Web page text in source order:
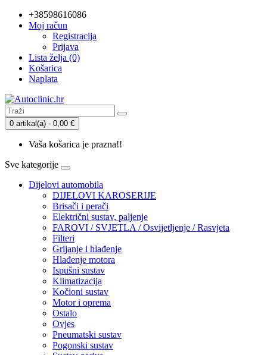
+38598616086
Moj račun
Registracija
Prijava
Lista želja (0)
Košarica
Naplata
0 artikal(a) - 0,00 €
Vaša košarica je prazna!!
Sve kategorije
Dijelovi automobila
DIJELOVI KAROSERIJE
Brisači i perači
Električni sustav, paljenje
FAROVI / SVJETLA / Osvijetljenje / Rasvjeta
Filteri
Grijanje i hlađenje
Hlađenje motora
Ispušni sustav
Klimatizacija
Kočioni sustav
Motor i oprema
Ostalo
Ovjes
Pneumatski sustav
Pogonski sustav